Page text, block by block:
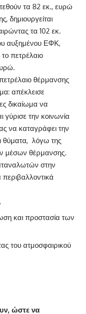
τα 82 εκ., ευρώ
δημιουργείται
τα 102 εκ.
αυξημένου ΕΦΚ,
πετρέλαιο
θέρμανσης
απέκλεισε
δικαίωμα να
την κοινωνία
να καταγράφει την
θύματα, λόγω της
μέσων θέρμανσης.
στην
και προστασία των
του ατμοσφαιρικού
ώστε να